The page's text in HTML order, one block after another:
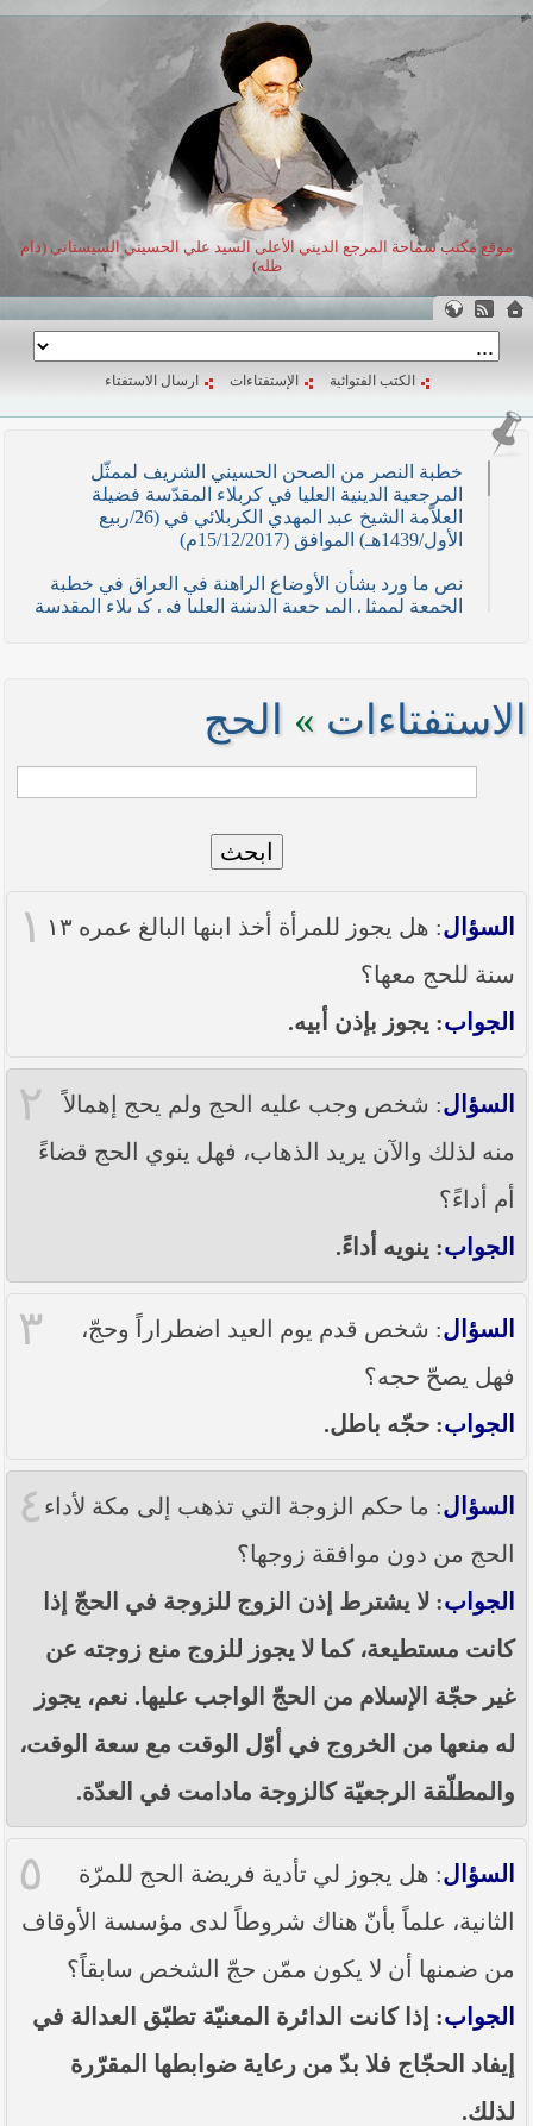
موقع مكتب سماحة المرجع الديني الأعلى السيد علي الحسيني السيستاني (دام
ظله)
الكتب الفتوائية الإستفتاءات ارسال الاستفتاء
خطبة النصر من الصحن الحسيني الشريف لممثّل
المرجعية الدينية العليا في كربلاء المقدّسة فضيلة
العلاّمة الشيخ عبد المهدي الكربلائي في (26/ربيع
الأول/1439هـ) الموافق (15/12/2017م)
نص ما ورد بشأن الأوضاع الراهنة في العراق في خطبة
الجمعة لممثل المرجعية الدينية العليا في كربلاء المقدسة
نص ما ورد بشأن الأوضاع الراهنة في العراق في خطبة
الجمعة لممثل المرجعية الدينية العليا في كربلاء المقدسة
نصّ ما ورد بشأن الوضع الراهن في العراق في خطبة
الجمعة التي ألقاها فضيلة العلاّمة السيد أحمد الصافي
هـ ) الموافق (4/ تموز / 2014م)
نصّ ما ورد بشأن الأوضاع الراهنة في العراق في خطبة
الجمعة التي ألقاها فضيلة العلاّمة السيد أحمد الصافي
1435هـ ) الموافق (20 / حزيران / 2014 م)
----- تصريح حول الأوضاع الراهنة في العراق
(14/06/2014) -----
ما ورد في خطبة الجمعة لممثل المرجعية الدينية العليا
في كربلاء المقدسة فضيلة العلاّمة الشيخ عبد المهدي
) بعد سيطرة (داعش) على مناطق واسعة في محافظتي
نينوى وصلاح الدين وإعلانها أنها تستهدف بقية
المحافظات
- في النجف الأشرف حول التطورات الأمنية الأخيرة في
محافظة نينوى
الاستفتاءات » الحج
ابحث
١ السؤال
: هل يجوز للمرأة أخذ ابنها البالغ عمره ١٣
سنة للحج معها؟
الجواب: يجوز بإذن أبيه.
٢ السؤال: شخص وجب عليه الحج ولم يحج إهمالاً
منه لذلك والآن يريد الذهاب، فهل ينوي الحج قضاءً
أم أداءً؟
الجواب: ينويه أداءً.
٣ السؤال: شخص قدم يوم العيد اضطراراً وحجّ،
فهل يصحّ حجه؟
الجواب: حجّه باطل.
٤ السؤال: ما حكم الزوجة التي تذهب إلى مكة لأداء
الحج من دون موافقة زوجها؟
الجواب: لا يشترط إذن الزوج للزوجة في الحجّ إذا
كانت مستطيعة، كما لا يجوز للزوج منع زوجته عن
غير حجّة الإسلام من الحجّ الواجب عليها. نعم، يجوز
له منعها من الخروج في أوّل الوقت مع سعة الوقت،
والمطلّقة الرجعيّة كالزوجة مادامت في العدّة.
٥ السؤال: هل يجوز لي تأدية فريضة الحج للمرّة
الثانية، علماً بأنّ هناك شروطاً لدى مؤسسة الأوقاف
من ضمنها أن لا يكون ممّن حجّ الشخص سابقاً؟
الجواب: إذا كانت الدائرة المعنيّة تطبّق العدالة في
إيفاد الحجّاج فلا بدّ من رعاية ضوابطها المقرّرة
لذلك.